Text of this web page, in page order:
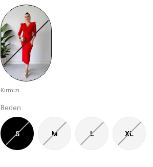
Kırmızı
Beden
S M L XL